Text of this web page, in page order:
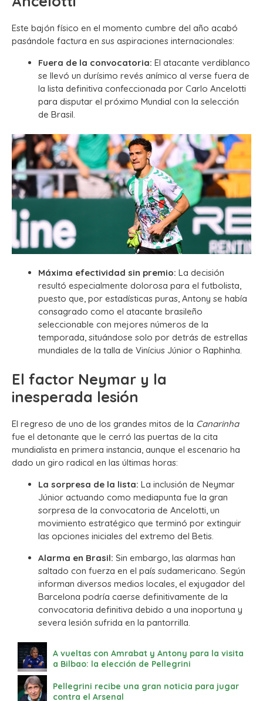
Este bajón físico en el momento cumbre del año acabó
pasándole factura en sus aspiraciones internacionales:
Fuera de la convocatoria: El atacante verdiblanco
se llevó un durísimo revés anímico al verse fuera de
la lista definitiva confeccionada por Carlo Ancelotti
para disputar el próximo Mundial con la selección
de Brasil.
Máxima efectividad sin premio: La decisión
resultó especialmente dolorosa para el futbolista,
puesto que, por estadísticas puras, Antony se había
consagrado como el atacante brasileño
seleccionable con mejores números de la
temporada, situándose solo por detrás de estrellas
mundiales de la talla de Vinícius Júnior o Raphinha.
El factor Neymar y la
inesperada lesión
El regreso de uno de los grandes mitos de la Canarinha
fue el detonante que le cerró las puertas de la cita
mundialista en primera instancia, aunque el escenario ha
dado un giro radical en las últimas horas:
La sorpresa de la lista: La inclusión de Neymar
Júnior actuando como mediapunta fue la gran
sorpresa de la convocatoria de Ancelotti, un
movimiento estratégico que terminó por extinguir
las opciones iniciales del extremo del Betis.
Alarma en Brasil: Sin embargo, las alarmas han
saltado con fuerza en el país sudamericano. Según
informan diversos medios locales, el exjugador del
Barcelona podría caerse definitivamente de la
convocatoria definitiva debido a una inoportuna y
severa lesión sufrida en la pantorrilla.
A vueltas con Amrabat y Antony para la visita
a Bilbao: la elección de Pellegrini
Pellegrini recibe una gran noticia para jugar
contra el Arsenal